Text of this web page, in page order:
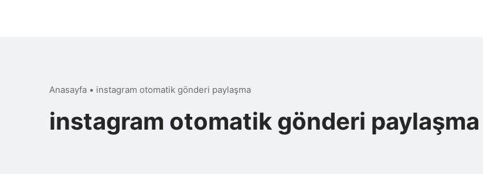
Anasayfa • instagram otomatik gönderi paylaşma
instagram otomatik gönderi paylaşma